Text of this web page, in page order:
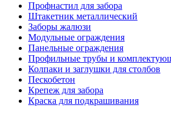
Профнастил для забора
Штакетник металлический
Заборы жалюзи
Модульные ограждения
Панельные ограждения
Профильные трубы и
Колпаки и заглушки для столбов
Пескобетон
Крепеж для забора
Краска для подкрашивания